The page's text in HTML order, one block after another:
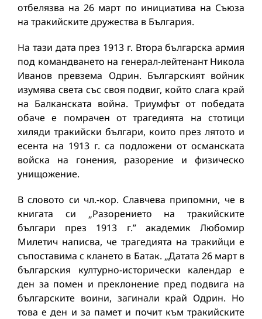
отбелязва на 26 март по инициатива на Съюза
на тракийските дружества в България.
На тази дата през 1913 г. Втора българска армия
под командването на генерал-лейтенант Никола
Иванов превзема Одрин. Българският войник
изумява света със своя подвиг, който слага край
на Балканската война. Триумфът от победата
обаче е помрачен от трагедията на стотици
хиляди тракийски българи, които през лятото и
есента на 1913 г. са подложени от османската
войска на гонения, разорение и физическо
унищожение.
В словото си чл.-кор. Славчева припомни, че в
книгата си „Разорението на тракийските
българи през 1913 г.” академик Любомир
Милетич написва, че трагедията на тракийци е
съпоставима с клането в Батак. „Датата 26 март в
българския културно-исторически календар е
ден за помен и преклонение пред подвига на
българските воини, загинали край Одрин. Но
това е ден и за памет и почит към тракийските